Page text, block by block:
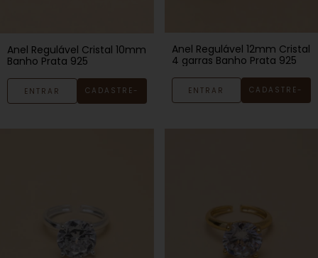
Anel Regulável Cristal 10mm
Banho Prata 925
ENTRAR CADASTRE-
Anel Regulável 12mm Cristal
4 garras Banho Prata 925
ENTRAR CADASTRE-